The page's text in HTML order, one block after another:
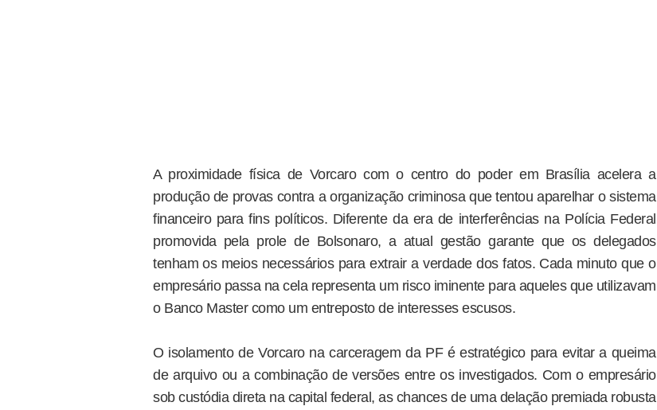
A proximidade física de Vorcaro com o centro do poder em Brasília acelera a
produção de provas contra a organização criminosa que tentou aparelhar o sistema
financeiro para fins políticos. Diferente da era de interferências na Polícia Federal
promovida pela prole de Bolsonaro, a atual gestão garante que os delegados
tenham os meios necessários para extrair a verdade dos fatos. Cada minuto que o
empresário passa na cela representa um risco iminente para aqueles que utilizavam
o Banco Master como um entreposto de interesses escusos.
O isolamento de Vorcaro na carceragem da PF é estratégico para evitar a queima
de arquivo ou a combinação de versões entre os investigados. Com o empresário
sob custódia direta na capital federal, as chances de uma delação premiada robusta